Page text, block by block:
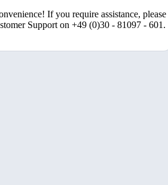
If you require assistance, please
Support on +49 (0)30 - 81097 - 601.